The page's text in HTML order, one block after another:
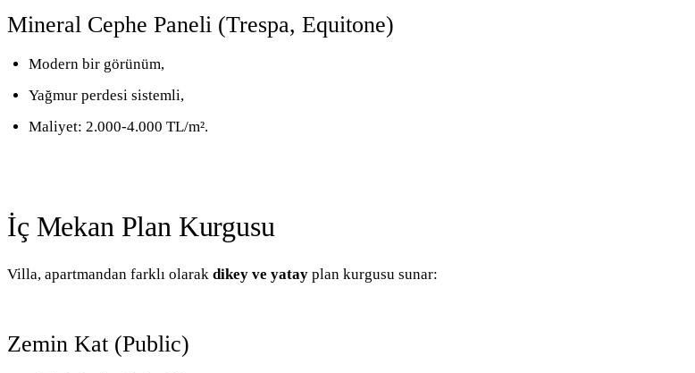
Mineral Cephe Paneli (Trespa, Equitone)
Modern bir görünüm,
Yağmur perdesi sistemli,
Maliyet: 2.000-4.000 TL/m².
İç Mekan Plan Kurgusu
Villa, apartmandan farklı olarak dikey ve yatay plan kurgusu sunar:
Zemin Kat (Public)